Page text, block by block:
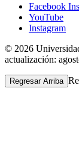
Facebook
YouTube
Instagram
© 2026
actualización:
Regresar Arriba